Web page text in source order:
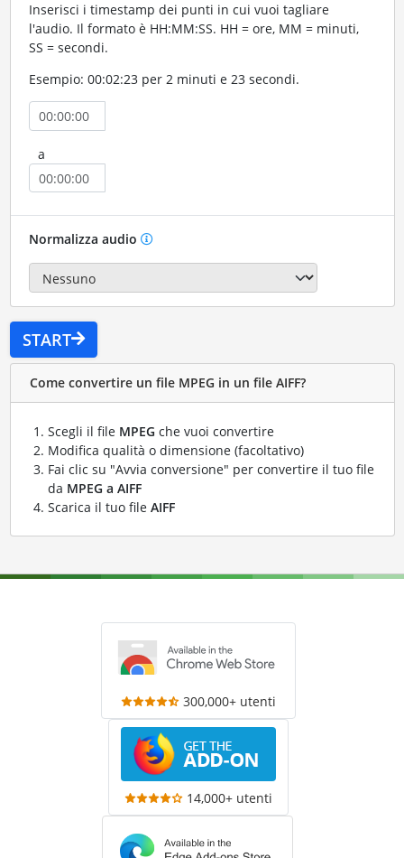
Inserisci i timestamp dei punti in cui vuoi tagliare
l'audio. Il formato è HH:MM:SS. HH = ore, MM = minuti,
SS = secondi.
Esempio: 00:02:23 per 2 minuti e 23 secondi.
a
Normalizza audio
START
Come convertire un file MPEG in un file AIFF?
Scegli il file MPEG che vuoi convertire
Modifica qualità o dimensione (facoltativo)
Fai clic su "Avvia conversione" per convertire il tuo file
da MPEG a AIFF
Scarica il tuo file AIFF
300,000+ utenti
14,000+ utenti